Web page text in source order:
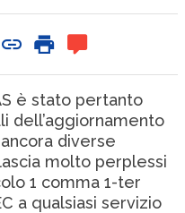
è stato pertanto
dell’aggiornamento
diverse
molto perplessi
1 comma 1-ter
a qualsiasi servizio